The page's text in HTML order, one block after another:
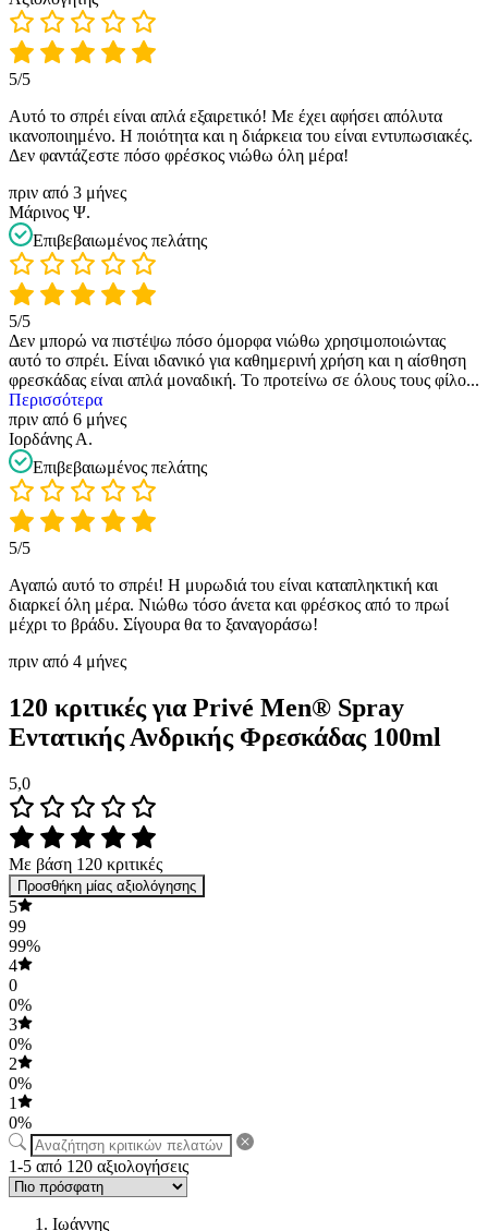
5/5
Αυτό το σπρέι είναι απλά εξαιρετικό! Με έχει αφήσει απόλυτα
ικανοποιημένο. Η ποιότητα και η διάρκεια του είναι εντυπωσιακές.
Δεν φαντάζεστε πόσο φρέσκος νιώθω όλη μέρα!
πριν από 3 μήνες
Μάρινος Ψ.
Επιβεβαιωμένος πελάτης
5/5
Δεν μπορώ να πιστέψω πόσο όμορφα νιώθω χρησιμοποιώντας
αυτό το σπρέι. Είναι ιδανικό για καθημερινή χρήση και η αίσθηση
φρεσκάδας είναι απλά μοναδική. Το προτείνω σε όλους τους φίλο...
Περισσότερα
πριν από 6 μήνες
Ιορδάνης Α.
Επιβεβαιωμένος πελάτης
5/5
Αγαπώ αυτό το σπρέι! Η μυρωδιά του είναι καταπληκτική και
διαρκεί όλη μέρα. Νιώθω τόσο άνετα και φρέσκος από το πρωί
μέχρι το βράδυ. Σίγουρα θα το ξαναγοράσω!
πριν από 4 μήνες
120 κριτικές γιαPrivé Men® Spray
Εντατικής Ανδρικής Φρεσκάδας 100ml
5,0
Με βάση 120 κριτικές
Προσθήκη μίας αξιολόγησης
5
99
99%
4
0
0%
3
0%
2
0%
1
0%
1-5 από 120 αξιολογήσεις
Ιωάννης